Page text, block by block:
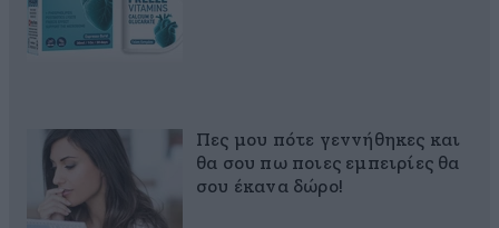
Πες μου πότε γεννήθηκες και
θα σου πω ποιες εμπειρίες θα
σου έκανα δώρο!